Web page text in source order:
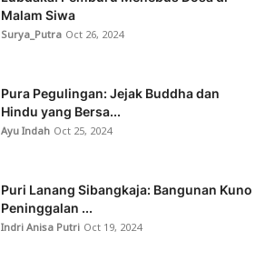
Malam Siwa
Surya_Putra Oct 26, 2024
Pura Pegulingan: Jejak Buddha dan
Hindu yang Bersa...
Ayu Indah Oct 25, 2024
Puri Lanang Sibangkaja: Bangunan Kuno
Peninggalan ...
Indri Anisa Putri Oct 19, 2024